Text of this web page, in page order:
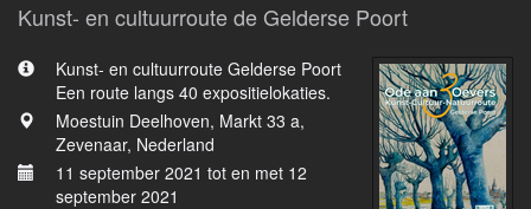
Kunst- en cultuurroute de Gelderse Poort
Kunst- en cultuurroute Gelderse Poort
Een route langs 40 expositielokaties.
Moestuin Deelhoven, Markt 33 a,
Zevenaar, Nederland
11 september 2021 tot en met 12
september 2021